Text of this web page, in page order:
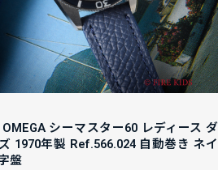
シーマスター60 レディース ダ
1970年製 Ref.566.024 自動巻き ネイ
盤